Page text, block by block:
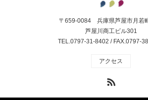
〒659-0084 兵庫県芦屋市月若
芦屋川商工ビル301
TEL.0797-31-8402 / FAX.0797-
アクセス